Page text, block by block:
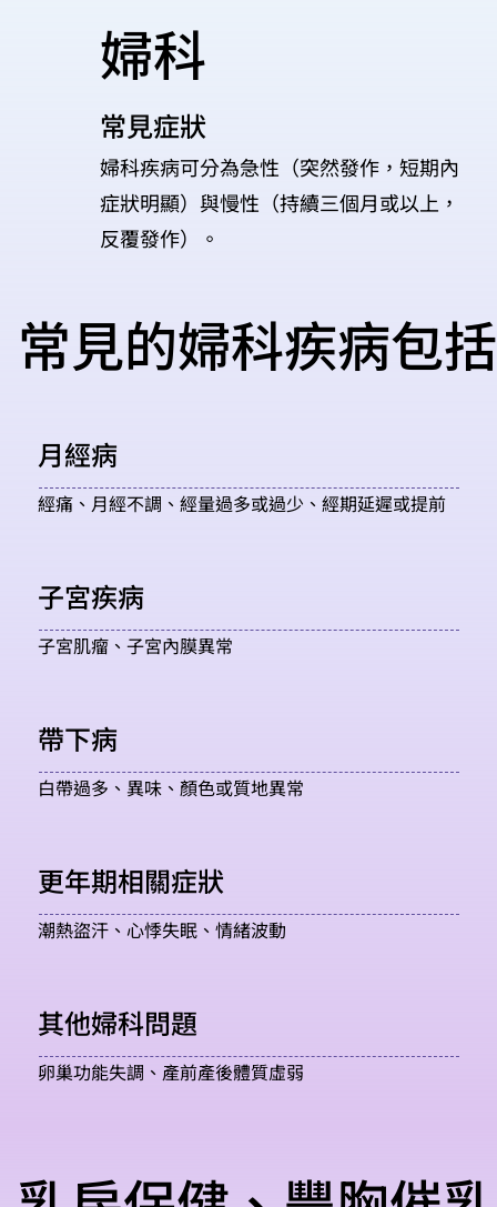
婦科
​常見症狀
婦科疾病可分為急性（突然發作，短期內
症狀明顯）與慢性（持續三個月或以上，
反覆發作）。
常見的婦科疾病包括
月經病
經痛、月經不調、經量過多或過少、經期延遲或提前
子宮疾病
子宮肌瘤、子宮內膜異常
帶下病
白帶過多、異味、顏色或質地異常
更年期相關症狀
潮熱盜汗、心悸失眠、情緒波動
其他婦科問題
卵巢功能失調、產前產後體質虛弱